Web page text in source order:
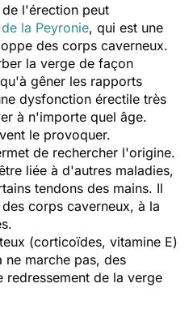
l'érection peut
la Peyronie, qui est une
des corps caverneux.
la verge de façon
gêner les rapports
dysfonction érectile très
à n'importe quel âge.
le provoquer.
de rechercher l'origine.
liée à d'autres maladies,
tendons des mains. Il
des corps caverneux, à la
(corticoïdes, vitamine E)
ne marche pas, des
de la verge